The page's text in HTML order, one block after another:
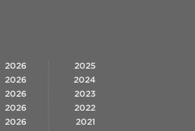
2026
2026
2026
2026
2026
2025
2024
2023
2022
2021